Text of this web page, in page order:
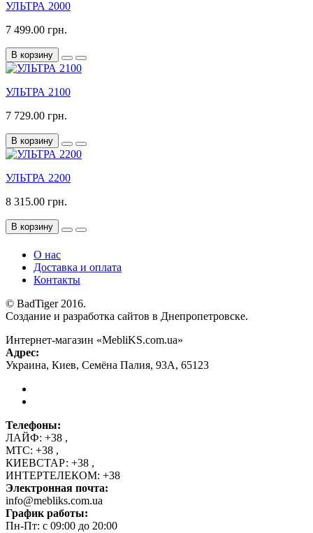
УЛЬТРА 2000
7 499.00 грн.
В корзину
УЛЬТРА 2100
7 729.00 грн.
В корзину
УЛЬТРА 2200
8 315.00 грн.
В корзину
О нас
Доставка и оплата
Контакты
© BadTiger 2016.
Создание и разработка сайтов в Днепропетровске.
Интернет-магазин «MebliKS.com.ua»
Адрес:
Украина, Киев, Семёна Палия, 93А, 65123
Телефоны:
ЛАЙФ: +38 ,
МТС: +38 ,
КИЕВСТАР: +38 ,
ИНТЕРТЕЛЕКОМ: +38
Электронная почта:
info@mebliks.com.ua
График работы:
Пн-Пт: с 09:00 до 20:00